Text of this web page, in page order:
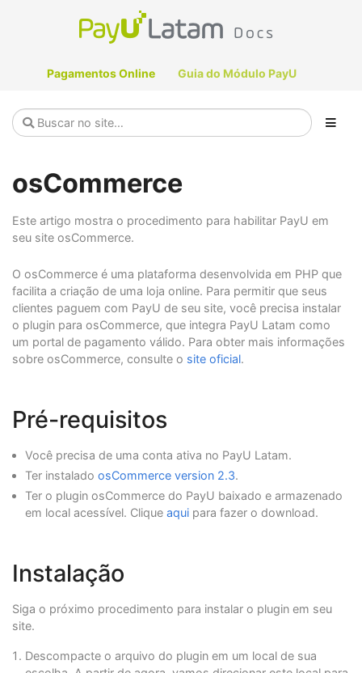
Pagamentos Online Guia do Módulo PayU
osCommerce
Este artigo mostra o procedimento para habilitar PayU em
seu site osCommerce.
O osCommerce é uma plataforma desenvolvida em PHP que
facilita a criação de uma loja online. Para permitir que seus
clientes paguem com PayU de seu site, você precisa instalar
o plugin para osCommerce, que integra PayU Latam como
um portal de pagamento válido. Para obter mais informações
sobre osCommerce, consulte o site oficial.
Pré-requisitos
Você precisa de uma conta ativa no PayU Latam.
Ter instalado osCommerce version 2.3.
Ter o plugin osCommerce do PayU baixado e armazenado
em local acessível. Clique aqui para fazer o download.
Instalação
Siga o próximo procedimento para instalar o plugin em seu
site.
Descompacte o arquivo do plugin em um local de sua